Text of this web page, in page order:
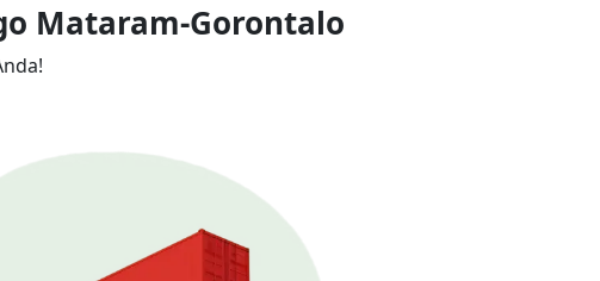
Mataram-Gorontalo